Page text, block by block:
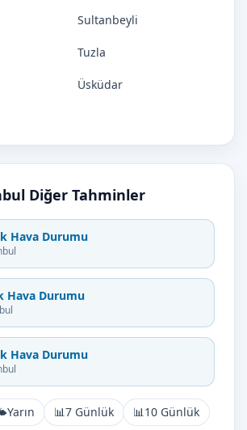
Sultanbeyli
Tuzla
Üsküdar
Diğer Tahminler
Hava Durumu
Hava Durumu
Hava Durumu
Yarın 📊7 Günlük 📊10 Günlük